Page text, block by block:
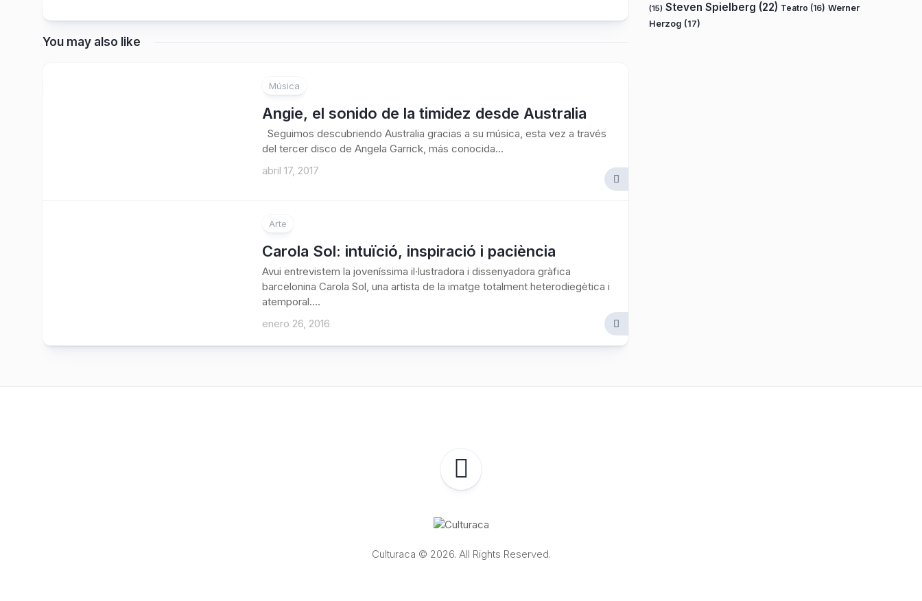
You may also like
Música
Angie, el sonido de la timidez desde Australia
Seguimos descubriendo Australia gracias a su música, esta vez a través
del tercer disco de Angela Garrick, más conocida...
abril 17, 2017
Arte
Carola Sol: intuïció, inspiració i paciència
Avui entrevistem la joveníssima il·lustradora i dissenyadora gràfica
barcelonina Carola Sol, una artista de la imatge totalment heterodiegètica i
atemporal....
enero 26, 2016
(15) Steven Spielberg (22) Teatro (16) Werner
Herzog (17)
Culturaca © 2026. All Rights Reserved.